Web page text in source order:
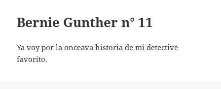
Bernie Gunther n° 11
Ya voy por la onceava historia de mi detective
favorito.